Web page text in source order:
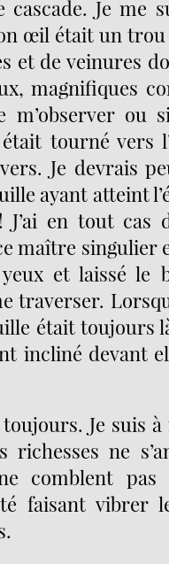
cascade. Je me
œil était un
et de veinures
magnifiques
m’observer ou
tourné vers
Je devrais
ayant atteint
en tout cas
maître singulier
et laissé le
traverser.
était toujours
incliné devant
Je suis
richesses ne
comblent
faisant vibrer